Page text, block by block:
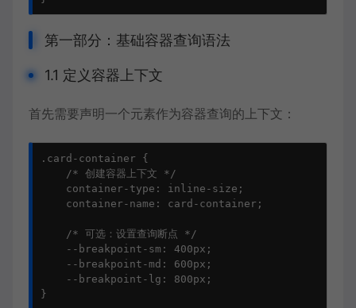
第一部分：基础容器查询语法
1.1 定义容器上下文
首先需要声明一个元素作为容器查询的上下文：
.card-container {
    /* 创建容器上下文 */
    container-type: inline-size;
    container-name: card-container;
    /* 可选：设置查询断点 */
    --breakpoint-sm: 400px;
    --breakpoint-md: 600px;
    --breakpoint-lg: 800px;
}